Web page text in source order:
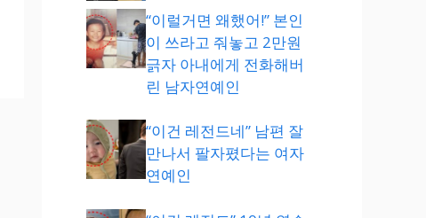
“이럴거면 왜했어!” 본인
이 쓰라고 줘놓고 2만원
긁자 아내에게 전화해버
린 남자연예인
“이건 레전드네” 남편 잘
만나서 팔자폈다는 여자
연예인